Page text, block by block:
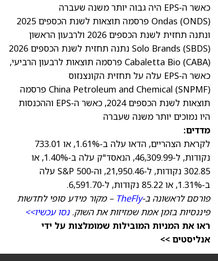
כאשר ה‑EPS היה גבוה יותר משנה שעברה
Ondas (ONDS)
פרסמה תוצאות לשנת הכספים 2025
ונתנה תחזית לשנת הכספים 2026 ולרבעון הראשון
Solo Brands (SBDS)
נתנה תחזית לשנת הכספים 2026
Cabaletta Bio (CABA) פרסמה תוצאות לרבעון הרביעי,
כאשר ה‑EPS עלה על תחזית הקונצנזוס
China Petroleum and Chemical (SNPMF)
פרסמה
תוצאות לשנת הכספים 2024
, כאשר ה‑EPS וההכנסות
היו נמוכים יותר משנה שעברה
מדדים:
לקראת הצהריים, הדאו עלה ב‑1.61%, או 733.01
נקודות, ל‑46,309.99, הנאסד"ק עלה ב‑1.40%, או
302.85 נקודות, ל‑21,950.46, וה‑S&P 500 עלה
ב‑1.31%, או 85.22 נקודות, ל‑6,591.70.
פורסם לראשונה ב‑TheFly – מקור מידע סופי לחדשות
פיננסיות בזמן אמת שמזיזות את השוק.נסו עכשיו>>
ראו את המניות המובילות שמומלצות על ידי
אנליסטים >>